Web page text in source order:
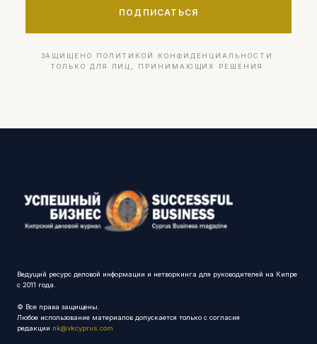
ПОДПИСАТЬСЯ
ЗАЩИЩЕНО ПОЛИТИКОЙ КОНФИДЕНЦИАЛЬНОСТИ.
ТОЛЬКО ДЛЯ ЛИЦ, ПРИНИМАЮЩИХ РЕШЕНИЯ.
Ведущий ресурс деловой информации и нетворкинга для руководителей на Кипре
с 2011 года.
© Все права защищены.
Любое использование материалов допускается только с согласия
редакции nk@vkcyprus.com